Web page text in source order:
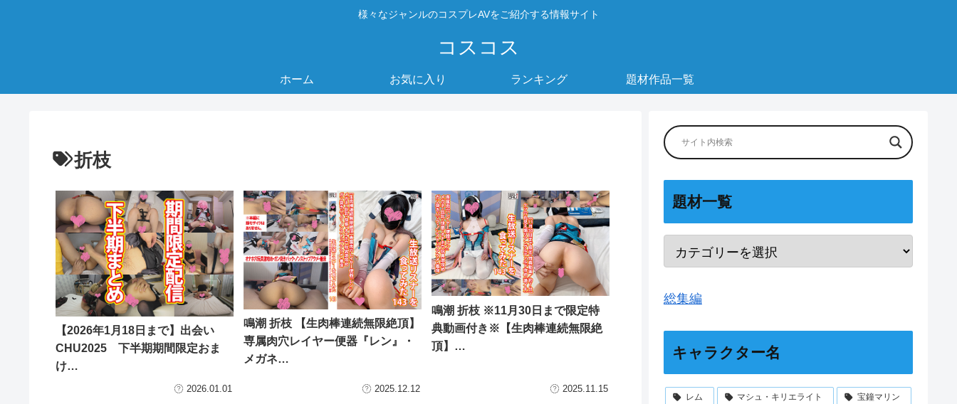
様々なジャンルのコスプレAVをご紹介する情報サイト
コスコス
ホーム お気に入り ランキング 題材作品一覧
折枝
【2026年1月18日まで】出会い
CHU2025 下半期期間限定おま
け…
2026.01.01
鳴潮 折枝 【生肉棒連続無限絶頂】
専属肉穴レイヤー便器『レン』・
メガネ…
2025.12.12
鳴潮 折枝 ※11月30日まで限定特
典動画付き※【生肉棒連続無限絶
頂】…
2025.11.15
題材一覧
総集編
キャラクター名
レム マシュ・キリエライト 宝鐘マリン